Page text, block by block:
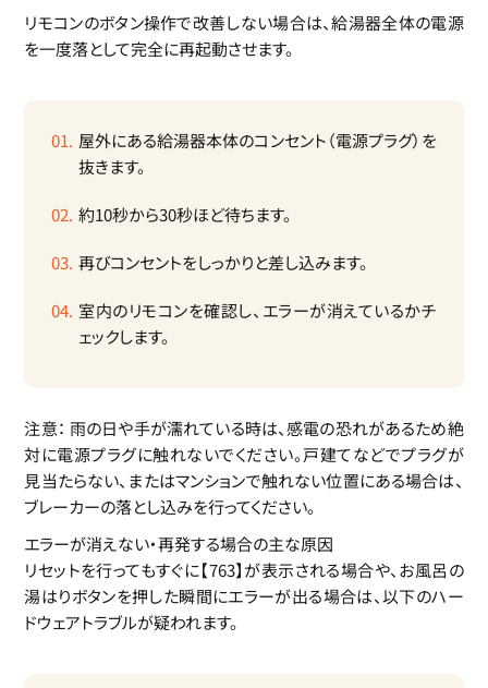
リモコンのボタン操作で改善しない場合は、給湯器全体の電源
を一度落として完全に再起動させます。
屋外にある給湯器本体のコンセント（電源プラグ）を
抜きます。
約10秒から30秒ほど待ちます。
再びコンセントをしっかりと差し込みます。
室内のリモコンを確認し、エラーが消えているかチ
ェックします。
注意： 雨の日や手が濡れている時は、感電の恐れがあるため絶
対に電源プラグに触れないでください。戸建てなどでプラグが
見当たらない、またはマンションで触れない位置にある場合は、
ブレーカーの落とし込みを行ってください。
エラーが消えない・再発する場合の主な原因
リセットを行ってもすぐに【763】が表示される場合や、お風呂の
湯はりボタンを押した瞬間にエラーが出る場合は、以下のハー
ドウェアトラブルが疑われます。